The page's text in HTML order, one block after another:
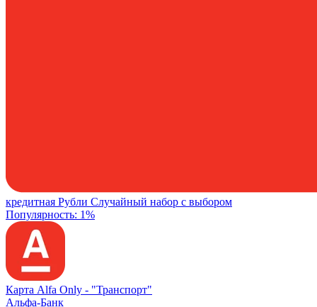
кредитная Рубли Случайный набор с выбором
Популярность: 1%
Карта Alfa Only - "Транспорт"
Альфа-Банк